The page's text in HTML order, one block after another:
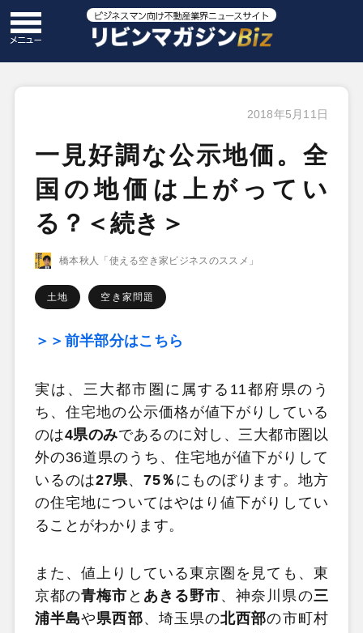
2018年5月11日
一見好調な公示地価。全
国の地価は上がってい
る？＜続き＞
橋本秋人「使える空き家ビジネスのススメ」
土地 空き家問題
＞＞前半部分はこちら
実は、三大都市圏に属する11都府県のう
ち、住宅地の公示価格が値下がりしている
のは4県のみであるのに対し、三大都市圏以
外の36道県のうち、住宅地が値下がりして
いるのは27県、75％ にものぼります。地方
の住宅地についてはやはり値下がりしてい
ることがわかります。
また、値上りしている東京圏を見ても、東
京都の青梅市 と あきる野市、神奈川県の三
浦半島や県西部、埼玉県の北西部の市町村